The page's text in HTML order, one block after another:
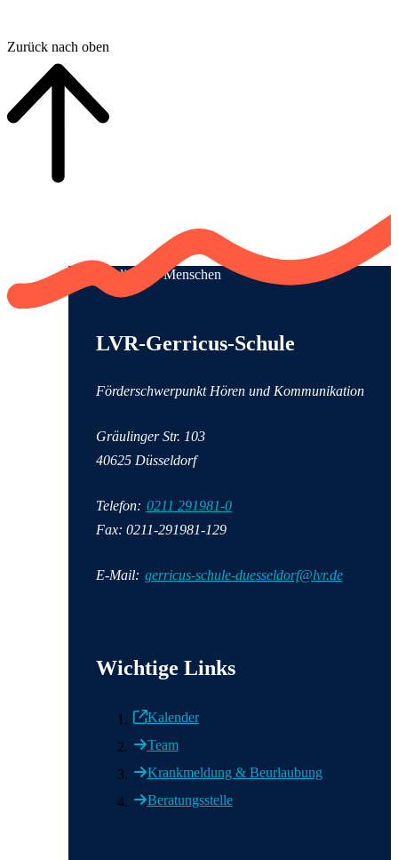
Zurück nach oben
Qualität für Menschen
LVR-Gerricus-Schule
Förderschwerpunkt Hören und Kommunikation
Gräulinger Str. 103
40625 Düsseldorf
Telefon: 0211 291981-0
Fax: 0211-291981-129
E-Mail: gerricus-schule-duesseldorf@lvr.de
Wichtige Links
Kalender
Team
Krankmeldung & Beurlaubung
Beratungsstelle